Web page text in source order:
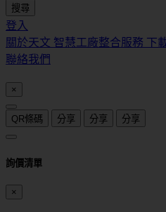
搜尋
登入
關於天文 智慧工廠整合服務 下
聯絡我們
×
QR條碼 分享 分享 分享
詢價清單
×